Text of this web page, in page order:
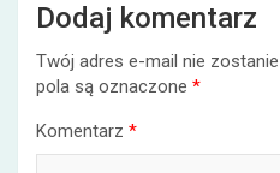
Dodaj komentarz
Twój adres e-mail nie
pola są oznaczone *
Komentarz *